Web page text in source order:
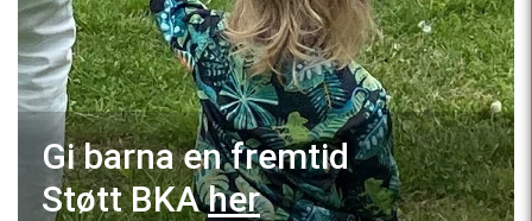
Gi barna en fremtid
Støtt BKAher